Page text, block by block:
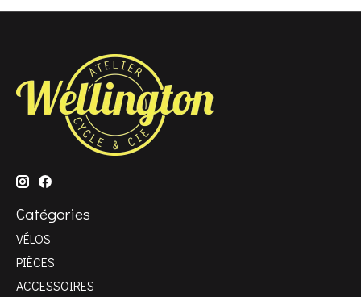
Catégories
VÉLOS
PIÈCES
ACCESSOIRES